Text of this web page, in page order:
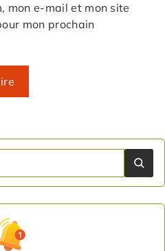
mon e-mail et mon site
mon prochain